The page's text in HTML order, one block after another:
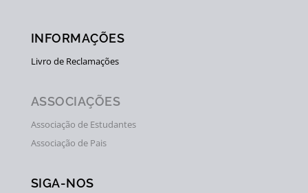
INFORMAÇÕES
Livro de Reclamações
ASSOCIAÇÕES
Associação de Estudantes
Associação de Pais
SIGA-NOS